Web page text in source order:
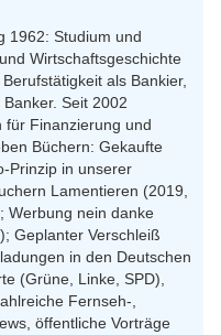
1962: Studium und
Wirtschaftsgeschichte
als Bankier,
Seit 2002
für Finanzierung und
Büchern: Gekaufte
Prinzip in unserer
Lamentieren (2019,
Werbung nein danke
Geplanter Verschleiß
in den Deutschen
(Grüne, Linke, SPD),
Fernseh-,
öffentliche Vorträge